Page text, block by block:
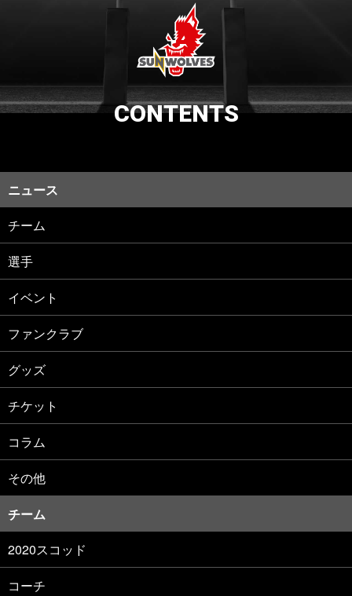
CONTENTS
ニュース
チーム
選手
イベント
ファンクラブ
グッズ
チケット
コラム
その他
チーム
2020スコッド
コーチ